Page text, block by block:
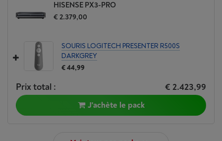
HISENSE PX3-PRO
€ 2.379,00
SOURIS LOGITECH PRESENTER R500S
DARKGREY
€ 44,99
Prix total : € 2.423,99
J'achète le pack